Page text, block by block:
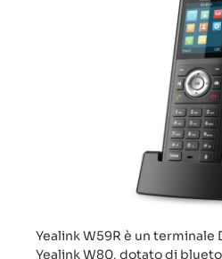
Yealink W59R è un terminale
Yealink W80, dotato di